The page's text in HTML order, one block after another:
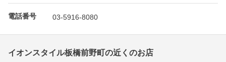
電話番号 03-5916-8080
イオンスタイル板橋前野町の近くのお店